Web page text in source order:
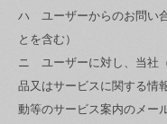
ハ ユーザーからのお問い
とを含む）
ニ ユーザーに対し、当社
品又はサービスに関する情
動等のサービス案内のメー